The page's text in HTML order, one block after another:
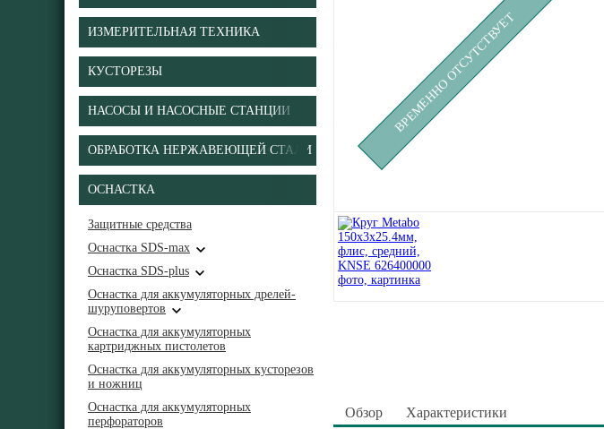
ИЗМЕРИТЕЛЬНАЯ ТЕХНИКА
КУСТОРЕЗЫ
НАСОСЫ И НАСОСНЫЕ СТАНЦИИ
ОБРАБОТКА НЕРЖАВЕЮЩЕЙ СТАЛИ
ОСНАСТКА
Защитные средства
Оснастка SDS-max
Оснастка SDS-plus
Оснастка для аккумуляторных дрелей-
шуруповертов
Оснастка для аккумуляторных
картриджных пистолетов
Оснастка для аккумуляторных кусторезов
и ножниц
Оснастка для аккумуляторных
перфораторов
ВРЕМЕННО ОТСУТСТВУЕТ
Обзор Характеристики